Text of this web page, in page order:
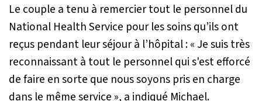
Le couple a tenu à remercier tout le personnel du
National Health Service pour les soins qu’ils ont
reçus pendant leur séjour à l’hôpital :« Je suis très
reconnaissant à tout le personnel qui s'est efforcé
de faire en sorte que nous soyons pris en charge
dans le même service », a indiqué Michael.